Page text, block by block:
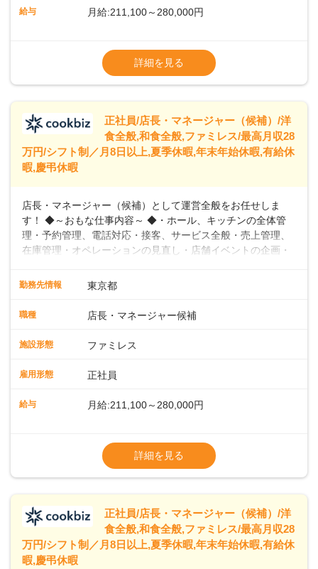
なDX（デジタルトランスフォーメーション）の取り組みを進
います。私たちは、多様な働き方を提供し、ライフステージ
に合わせた柔軟な勤務時間や働きやすい環境を整えていま
います。
給与 月給:211,100～280,000円
※残業代全額支給
※経験に応じて応相談①ナショナル社員：月
給245,800円～②エリア社員 ：月給
詳細を見る
正社員/店長・マネージャー（候補）/洋
食全般,和食全般,ファミレス/最高月収28
万円/シフト制／月8日以上,夏季休暇,年末年始休暇,有給休
暇,慶弔休暇
店長・マネージャー（候補）として運営全般をお任せしま
す！ ◆～おもな仕事内容～ ◆・ホール、キッチンの全体管
理・予約管理、電話対応・接客、サービス全般・売上管理、
在庫管理・オペレーションの見直し・店舗イベントの企画・
入社後はスキルに合わせた業務からお任せしますので、徐々
向上を目指すDX推進～ ◆すかいらーくのレストランでは、
スタッフの働きやすさをサポートしています。配膳ロボット
や歩行数が約40%も削減されました！また、配膳ロボットに
なDX（デジタルトランスフォーメーション）の取り組みを進
います。私たちは、多様な働き方を提供し、ライフステージ
に合わせた柔軟な勤務時間や働きやすい環境を整えていま
います。
勤務先情報 東京都
職種 店長・マネージャー候補
施設形態 ファミレス
雇用形態 正社員
給与 月給:211,100～280,000円
※残業代全額支給
※経験に応じて応相談①ナショナル社員：月
給245,800円～②エリア社員 ：月給
詳細を見る
正社員/店長・マネージャー（候補）/洋
食全般,和食全般,ファミレス/最高月収28
万円/シフト制／月8日以上,夏季休暇,年末年始休暇,有給休
暇,慶弔休暇